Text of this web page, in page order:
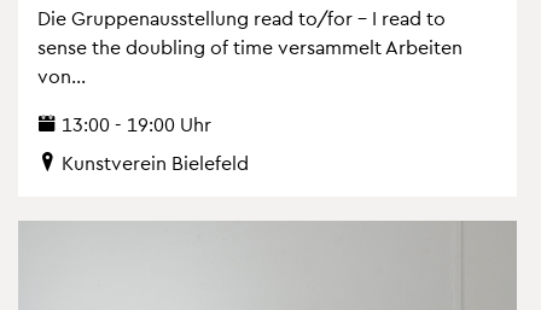
Die Grup­pen­aus­stel­lung read to/for – I read to
sense the dou­bling of time ver­sam­melt Ar­bei­ten
von...
13:00 - 19:00 Uhr
Kunst­ver­ein Bie­le­feld